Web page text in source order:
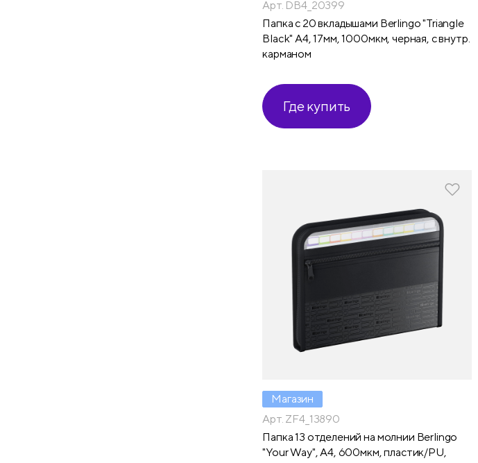
Арт. DB4_20399
Папка с 20 вкладышами Berlingo "Triangle
Black" А4, 17мм, 1000мкм, черная, с внутр.
карманом
Где купить
Магазин
Арт. ZF4_13890
Папка 13 отделений на молнии Berlingo
"Your Way", А4, 600мкм, пластик/PU,